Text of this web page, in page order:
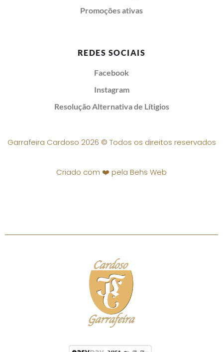
Promoções ativas
REDES SOCIAIS
Facebook
Instagram
Resolução Alternativa de Lítigios
Garrafeira Cardoso 2026 © Todos os direitos reservados
Criado com ❤️ pela Behs Web